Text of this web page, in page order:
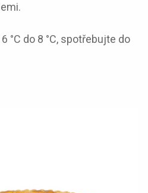
°C do 8 °C, spotřebujte do